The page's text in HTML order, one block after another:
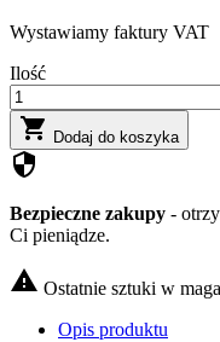
Wystawiamy faktury VAT
Ilość
 Dodaj do koszyka
security
Bezpieczne zakupy -
Ci pieniądze.
 Ostatnie sztuki w
Opis produktu